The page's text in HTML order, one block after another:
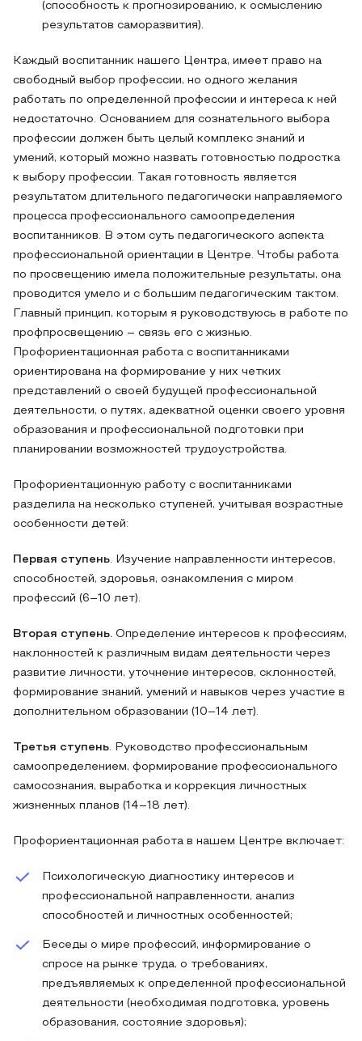
(способность к прогнозированию, к осмыслению
результатов саморазвития).
Каждый воспитанник нашего Центра, имеет право на
свободный выбор профессии, но одного желания
работать по определенной профессии и интереса к ней
недостаточно. Основанием для сознательного выбора
профессии должен быть целый комплекс знаний и
умений, который можно назвать готовностью подростка
к выбору профессии. Такая готовность является
результатом длительного педагогически направляемого
процесса профессионального самоопределения
воспитанников. В этом суть педагогического аспекта
профессиональной ориентации в Центре. Чтобы работа
по просвещению имела положительные результаты, она
проводится умело и с большим педагогическим тактом.
Главный принцип, которым я руководствуюсь в работе по
профпросвещению – связь его с жизнью.
Профориентационная работа с воспитанниками
ориентирована на формирование у них четких
представлений о своей будущей профессиональной
деятельности, о путях, адекватной оценки своего уровня
образования и профессиональной подготовки при
планировании возможностей трудоустройства.
Профориентационную работу с воспитанниками
разделила на несколько ступеней, учитывая возрастные
особенности детей:
Первая ступень. Изучение направленности интересов,
способностей, здоровья, ознакомления с миром
профессий (6–10 лет).
Вторая ступень. Определение интересов к профессиям,
наклонностей к различным видам деятельности через
развитие личности, уточнение интересов, склонностей,
формирование знаний, умений и навыков через участие в
дополнительном образовании (10–14 лет).
Третья ступень. Руководство профессиональным
самоопределением, формирование профессионального
самосознания, выработка и коррекция личностных
жизненных планов (14–18 лет).
Профориентационная работа в нашем Центре включает:
Психологическую диагностику интересов и
профессиональной направленности, анализ
способностей и личностных особенностей;
Беседы о мире профессий, информирование о
спросе на рынке труда, о требованиях,
предъявляемых к определенной профессиональной
деятельности (необходимая подготовка, уровень
образования, состояние здоровья);